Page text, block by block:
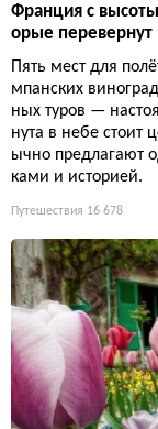
Франция с
орые перевернут
Пять мест для
мпанских
ных туров —
нута в небе стоит
ычно предлагают
ками и историей.
Путешествия 16 678